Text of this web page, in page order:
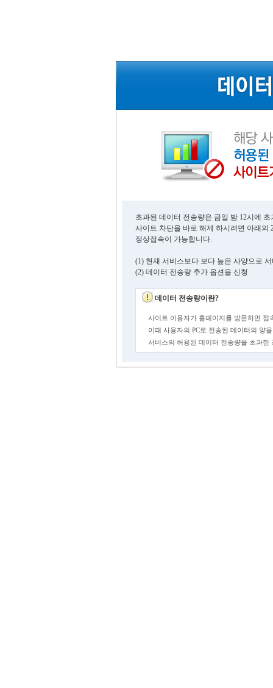
초과된 데이터 전송량은 금일 밤 12시에
사이트 차단을 바로 해제 하시려면 아래의
정상접속이 가능합니다.
(1) 현재 서비스보다 보다 높은 사양으로
(2) 데이터 전송량 추가 옵션을 신청
데이터 전송량이란?
사이트 이용자가 홈페이지를 방문하면 접
이때 사용자의 PC로 전송된 데이터의 양
서비스의 허용된 데이터 전송량을 초과